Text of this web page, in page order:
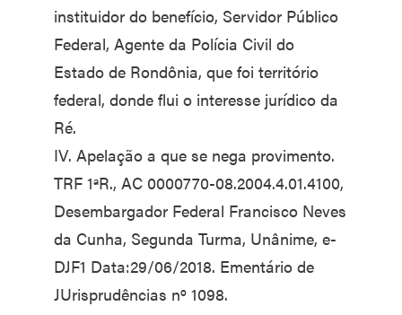
instituidor do benefício, Servidor Público
Federal, Agente da Polícia Civil do
Estado de Rondônia, que foi território
federal, donde flui o interesse jurídico da
Ré.
IV. Apelação a que se nega provimento.
TRF 1ªR., AC 0000770-08.2004.4.01.4100,
Desembargador Federal Francisco Neves
da Cunha, Segunda Turma, Unânime, e-
DJF1 Data:29/06/2018. Ementário de
JUrisprudências nº 1098.